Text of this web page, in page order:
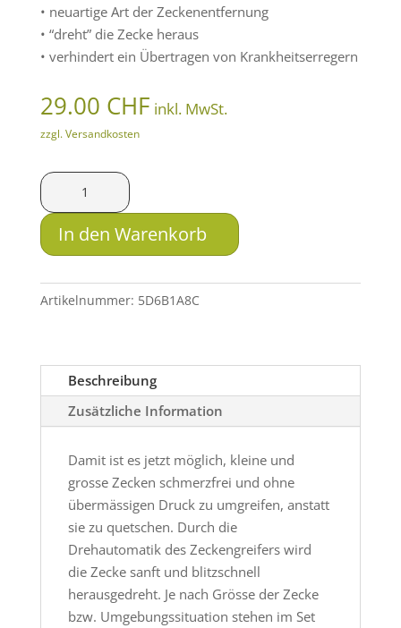
• neuartige Art der Zeckenentfernung
• “dreht” die Zecke heraus
• verhindert ein Übertragen von Krankheitserregern
29.00 CHF inkl. MwSt.
zzgl. Versandkosten
Ticksafe
Zeckengreifer
VET
Menge
In den Warenkorb
Artikelnummer: 5D6B1A8C
Beschreibung
Zusätzliche Information
Damit ist es jetzt möglich, kleine und
grosse Zecken schmerzfrei und ohne
übermässigen Druck zu umgreifen, anstatt
sie zu quetschen. Durch die
Drehautomatik des Zeckengreifers wird
die Zecke sanft und blitzschnell
herausgedreht. Je nach Grösse der Zecke
bzw. Umgebungssituation stehen im Set